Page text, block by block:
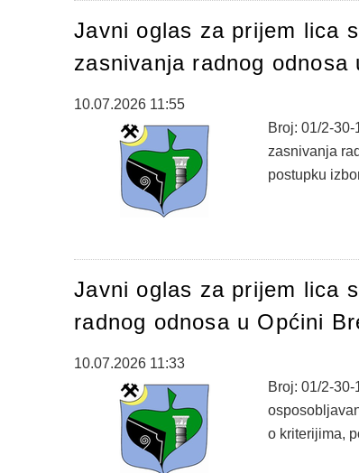
Javni oglas za prijem lica
zasnivanja radnog
10.07.2026 11:55
Broj: 01/2-
zasnivanja
postupku
Javni oglas za prijem lica
radnog odnosa u Općini
10.07.2026 11:33
Broj: 01/2-
o kriterijima,